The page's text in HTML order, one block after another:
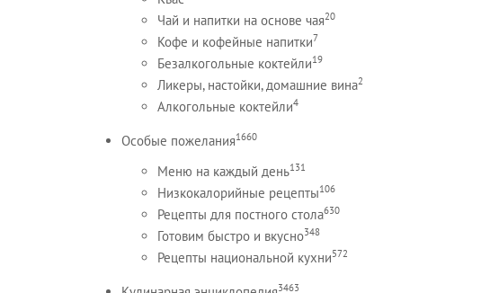
Чай и напитки на основе чая20
Кофе и кофейные напитки7
Безалкогольные коктейли19
Ликеры, настойки, домашние вина2
Алкогольные коктейли4
Особые пожелания1660
Меню на каждый день131
Низкокалорийные рецепты106
Рецепты для постного стола630
Готовим быстро и вкусно348
Рецепты национальной кухни572
3463